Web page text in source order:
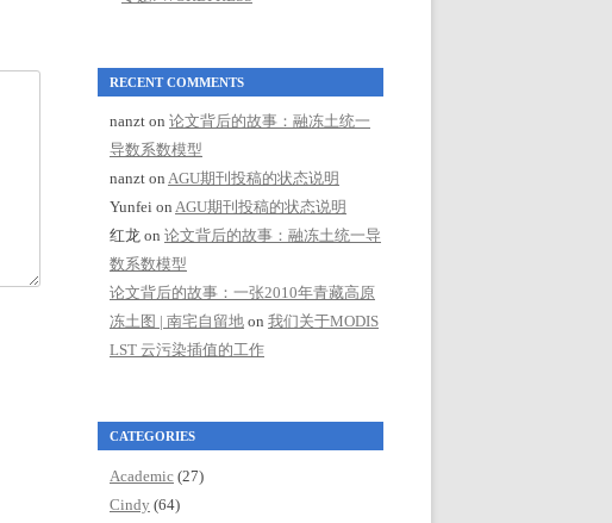
RECENT COMMENTS
nanzt on 论文背后的故事：融冻土统一
导数系数模型
nanzt on AGU期刊投稿的状态说明
Yunfei on AGU期刊投稿的状态说明
红龙 on 论文背后的故事：融冻土统一导
数系数模型
论文背后的故事：一张2010年青藏高原
冻土图 | 南宅自留地 on 我们关于MODIS
LST 云污染插值的工作
CATEGORIES
Academic (27)
Cindy (64)